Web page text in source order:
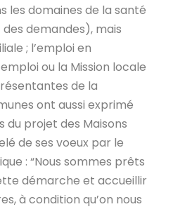
les domaines de la santé
demandes), mais
; l’emploi en
ou la Mission locale
de la
ont aussi exprimé
projet des Maisons
de ses voeux par le
: “Nous sommes prêts
démarche et accueillir
à condition qu’on nous